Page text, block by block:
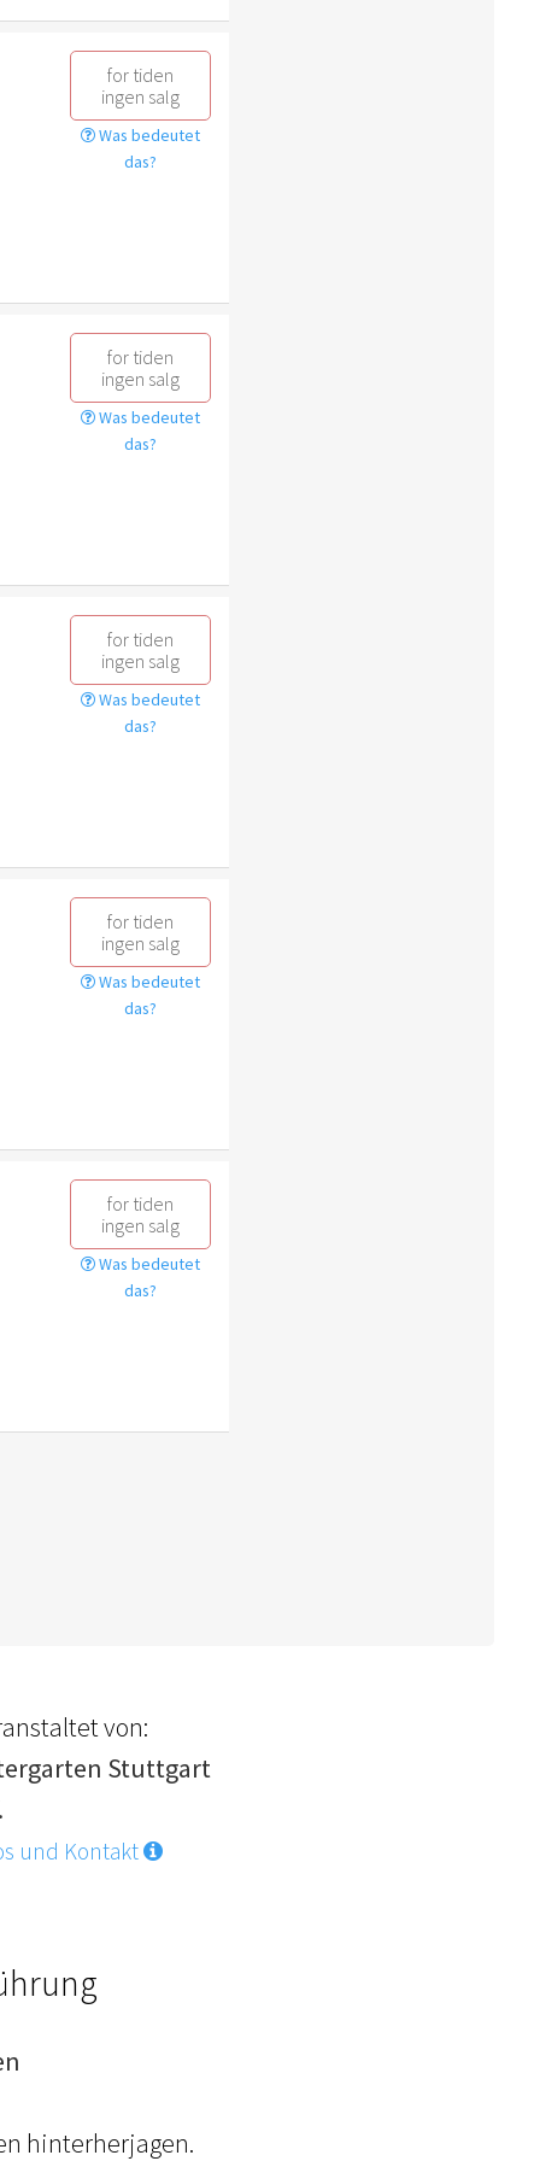
for tiden
ingen salg
Was bedeutet
das?
for tiden
ingen salg
Was bedeutet
das?
for tiden
ingen salg
Was bedeutet
das?
for tiden
ingen salg
Was bedeutet
das?
for tiden
ingen salg
Was bedeutet
das?
von:
Stuttgart
und Kontakt
hinterherjagen.